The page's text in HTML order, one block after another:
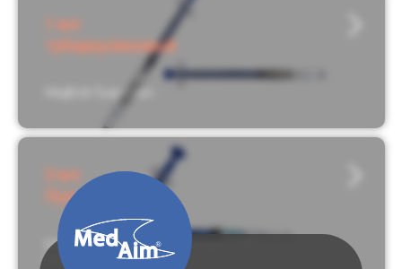
1 мл
туберкулиновый
МедВэй Луер Слип
2 мл
Луер Слип
расширенная градуировка до 2,7 мл
МедВэй Луер Слип